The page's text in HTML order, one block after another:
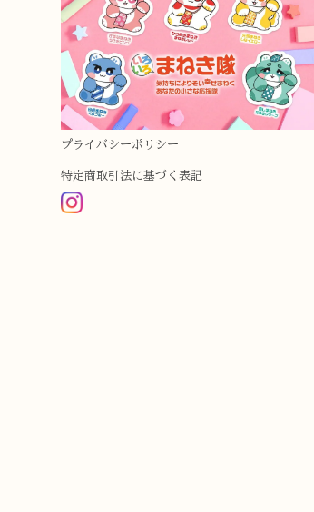
プライバシーポリシー
特定商取引法に基づく表記